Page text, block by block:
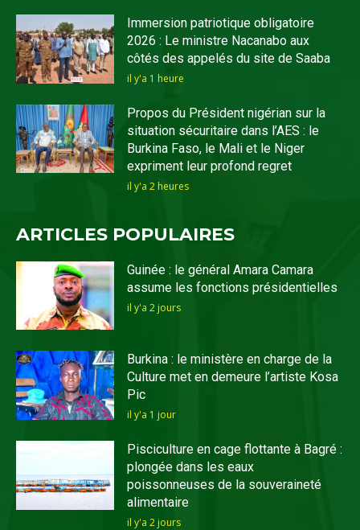
Immersion patriotique obligatoire
2026 : Le ministre Nacanabo aux
côtés des appelés du site de Saaba
il y'a 1 heure
Propos du Président nigérian sur la
situation sécuritaire dans l’AES : le
Burkina Faso, le Mali et le Niger
expriment leur profond regret
il y'a 2 heures
ARTICLES POPULAIRES
Guinée : le général Amara Camara
assume les fonctions présidentielles
il y'a 2 jours
Burkina : le ministère en charge de la
Culture met en demeure l’artiste Kosa
Pic
il y'a 1 jour
Pisciculture en cage flottante à Bagré :
plongée dans les eaux
poissonneuses de la souveraineté
alimentaire
il y'a 2 jours